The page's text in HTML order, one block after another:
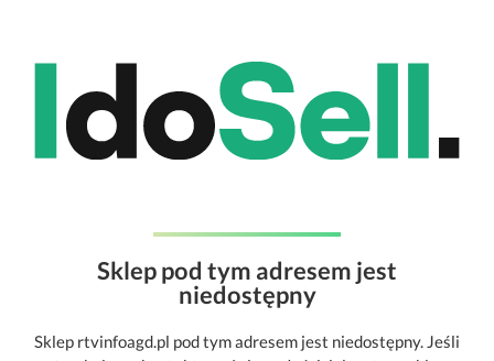
Sklep pod tym adresem jest
niedostępny
Sklep rtvinfoagd.pl pod tym adresem jest niedostępny. Jeśli